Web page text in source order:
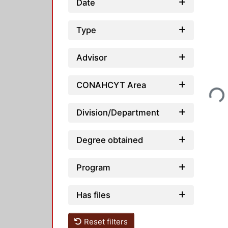
Date
Type
Advisor
CONAHCYT Area
Division/Department
Degree obtained
Program
Has files
Reset filters
Loading...